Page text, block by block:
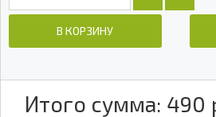
В КОРЗИНУ
Итого сумма: 490